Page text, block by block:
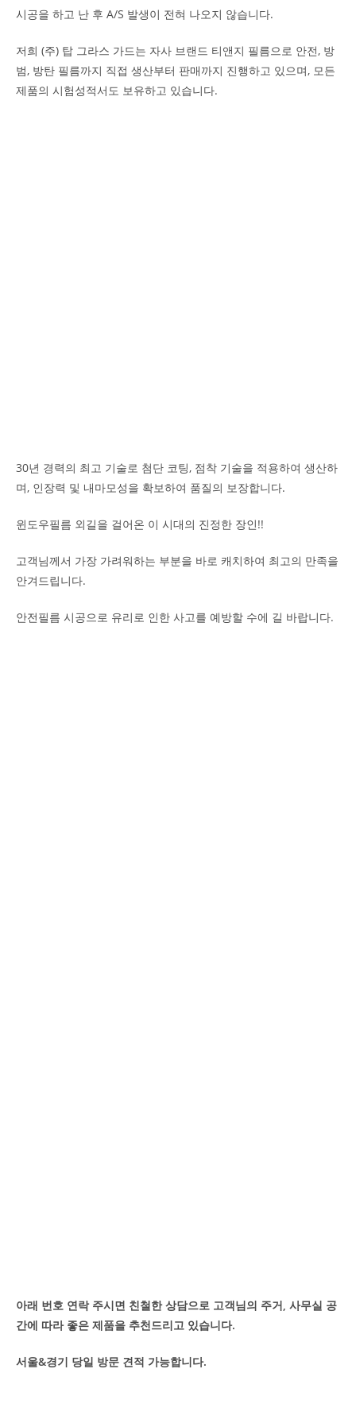
시공을 하고 난 후 A/S 발생이 전혀 나오지 않습니다.
저희 (주) 탑 그라스 가드는 자사 브랜드 티앤지 필름으로 안전, 방
범, 방탄 필름까지 직접 생산부터 판매까지 진행하고 있으며, 모든
제품의 시험성적서도 보유하고 있습니다.
30년 경력의 최고 기술로 첨단 코팅, 점착 기술을 적용하여 생산하
며, 인장력 및 내마모성을 확보하여 품질의 보장합니다.
윈도우필름 외길을 걸어온 이 시대의 진정한 장인!!
고객님께서 가장 가려워하는 부분을 바로 캐치하여 최고의 만족을
안겨드립니다.
안전필름 시공으로 유리로 인한 사고를 예방할 수에 길 바랍니다.
아래 번호 연락 주시면 친철한 상담으로 고객님의 주거, 사무실 공
간에 따라 좋은 제품을 추천드리고 있습니다.
서울&경기 당일 방문 견적 가능합니다.